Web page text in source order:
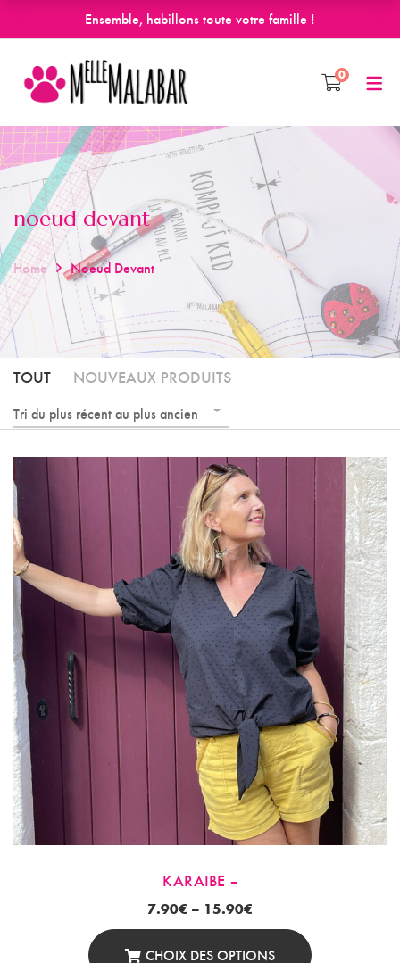
Ensemble, habillons toute votre famille !
0
noeud devant
Home Noeud Devant
TOUT NOUVEAUX PRODUITS
Tri du plus récent au plus ancien
KARAIBE –
7.90€ – 15.90€
CHOIX DES OPTIONS